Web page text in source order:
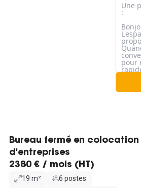
Bureau fermé en colocation
d'entreprises
2380 € / mois (HT)
19 m²
6 postes